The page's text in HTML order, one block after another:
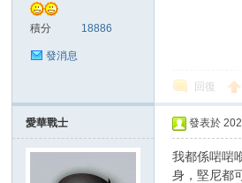
積分 18886
發消息
回復
愛華戰士 發表於
我都係啱啱
身，堅尼都